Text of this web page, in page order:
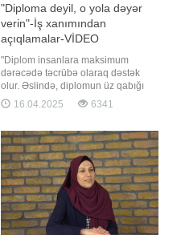
"Diploma deyil, o yola dəyər
verin"-İş xanımından
açıqlamalar-VİDEO
"Diplom insanlara maksimum
dərəcədə təcrübə olaraq dəstək
olur. Əslində, diplomun üz qabığı
yox, onu almaq üçün keçdiyimiz yol
bizim üçün daha önəmlidir. Hazırda
məqsədim təkcə diplom əldə etmək
deyil. Mənim üçün universitetdə
qazandığım bilik və təcrübə dah
16.04.2025 6341